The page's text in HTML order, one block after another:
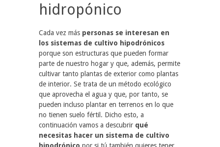
hidropónico
Cada vez más personas se interesan en
los sistemas de cultivo hipodrónicos
porque son estructuras que pueden formar
parte de nuestro hogar y que, además, permite
cultivar tanto plantas de exterior como plantas
de interior. Se trata de un método ecológico
que aprovecha el agua y que, por tanto, se
pueden incluso plantar en terrenos en lo que
no tienen suelo fértil. Dicho esto, a
continuación vamos a descubrir qué
necesitas hacer un sistema de cultivo